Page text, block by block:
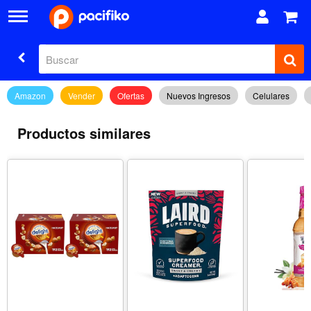
Amazon Vender Ofertas Nuevos Ingresos Celulares
Productos similares